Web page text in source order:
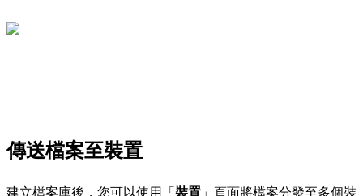
傳送檔案至裝置
建立檔案庫後，您可以使用「 裝置 」頁面將檔案分發至多個裝